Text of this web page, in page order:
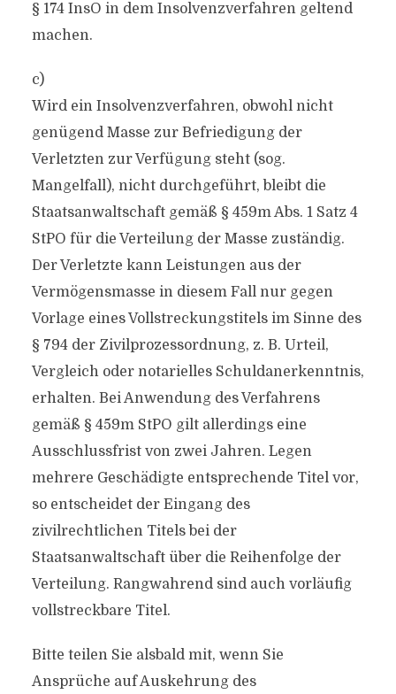
§ 174 InsO in dem Insolvenzverfahren geltend
machen.
c)
Wird ein Insolvenzverfahren, obwohl nicht
genügend Masse zur Befriedigung der
Verletzten zur Verfügung steht (sog.
Mangelfall), nicht durchgeführt, bleibt die
Staatsanwaltschaft gemäß § 459m Abs. 1 Satz 4
StPO für die Verteilung der Masse zuständig.
Der Verletzte kann Leistungen aus der
Vermögensmasse in diesem Fall nur gegen
Vorlage eines Vollstreckungstitels im Sinne des
§ 794 der Zivilprozessordnung, z. B. Urteil,
Vergleich oder notarielles Schuldanerkenntnis,
erhalten. Bei Anwendung des Verfahrens
gemäß § 459m StPO gilt allerdings eine
Ausschlussfrist von zwei Jahren. Legen
mehrere Geschädigte entsprechende Titel vor,
so entscheidet der Eingang des
zivilrechtlichen Titels bei der
Staatsanwaltschaft über die Reihenfolge der
Verteilung. Rangwahrend sind auch vorläufig
vollstreckbare Titel.
Bitte teilen Sie alsbald mit, wenn Sie
Ansprüche auf Auskehrung des